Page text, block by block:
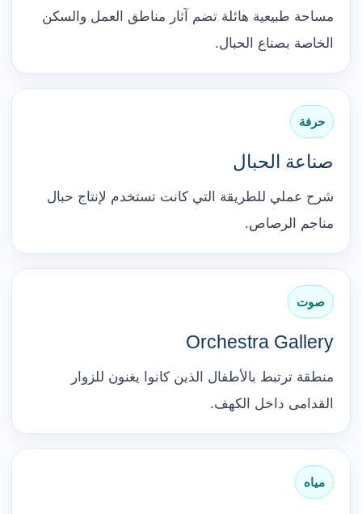
مساحة طبيعية هائلة تضم آثار مناطق العمل والسكن
الخاصة بصناع الحبال.
حرفة
صناعة الحبال
شرح عملي للطريقة التي كانت تستخدم لإنتاج حبال
مناجم الرصاص.
صوت
Orchestra Gallery
منطقة ترتبط بالأطفال الذين كانوا يغنون للزوار
القدامى داخل الكهف.
مياه